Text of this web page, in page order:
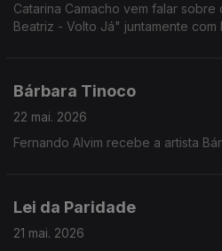
Catarina Camacho vem falar
Beatriz - Volto Já" juntamente com
Bárbara Tinoco
22 mai. 2026
Fernando Alvim recebe a artista
Lei da Paridade
21 mai. 2026